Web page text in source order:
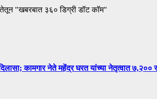
"खबरबात ३६० डिग्री डॉट कॉम"
कामगार नेते महेंद्र घरत यांच्या नेतृत्वात ७,२००